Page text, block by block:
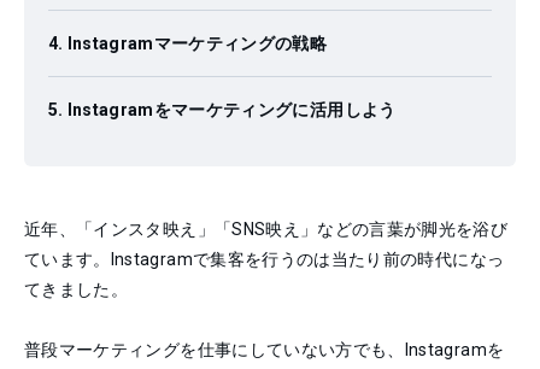
Instagramマーケティングの戦略
Instagramをマーケティングに活用しよう
近年、「インスタ映え」「SNS映え」などの言葉が脚光を浴び
ています。Instagramで集客を行うのは当たり前の時代になっ
てきました。
普段マーケティングを仕事にしていない方でも、Instagramを